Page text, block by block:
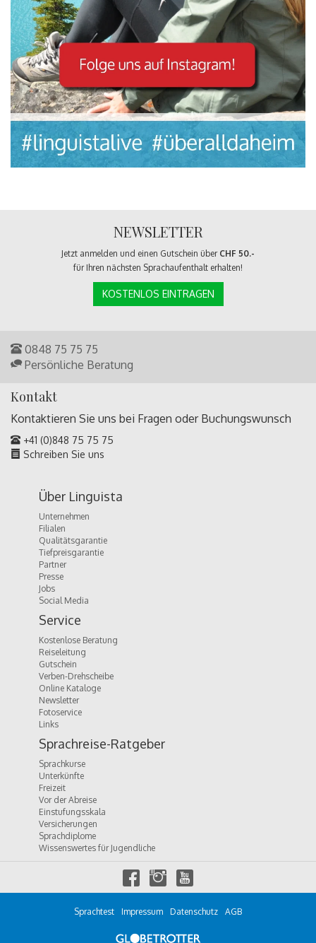
NEWSLETTER
Jetzt anmelden und einen Gutschein über CHF 50.-
für Ihren nächsten Sprachaufenthalt erhalten!
KOSTENLOS EINTRAGEN
0848 75 75 75
Persönliche Beratung
Kontakt
Kontaktieren Sie uns bei Fragen oder Buchungswunsch
+41 (0)848 75 75 75
Schreiben Sie uns
Über Linguista
Unternehmen
Filialen
Qualitätsgarantie
Tiefpreisgarantie
Partner
Presse
Jobs
Social Media
Service
Kostenlose Beratung
Reiseleitung
Gutschein
Verben-Drehscheibe
Online Kataloge
Newsletter
Fotoservice
Links
Sprachreise-Ratgeber
Sprachkurse
Unterkünfte
Freizeit
Vor der Abreise
Einstufungsskala
Versicherungen
Sprachdiplome
Wissenswertes für Jugendliche
e
o
t
g
t
b
Sprachtest Impressum Datenschutz AGB